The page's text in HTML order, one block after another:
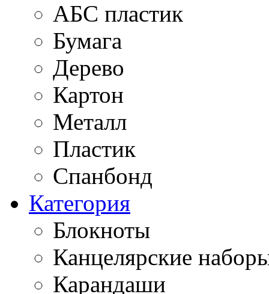
АБС пластик
Бумага
Дерево
Картон
Металл
Пластик
Спанбонд
Категория
Блокноты
Канцелярские
Карандаши